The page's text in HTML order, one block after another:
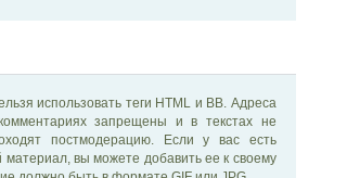
использовать теги HTML и BB. Адреса
запрещены и в текстах не
постмодерацию. Если у вас есть
вы можете добавить ее к своему